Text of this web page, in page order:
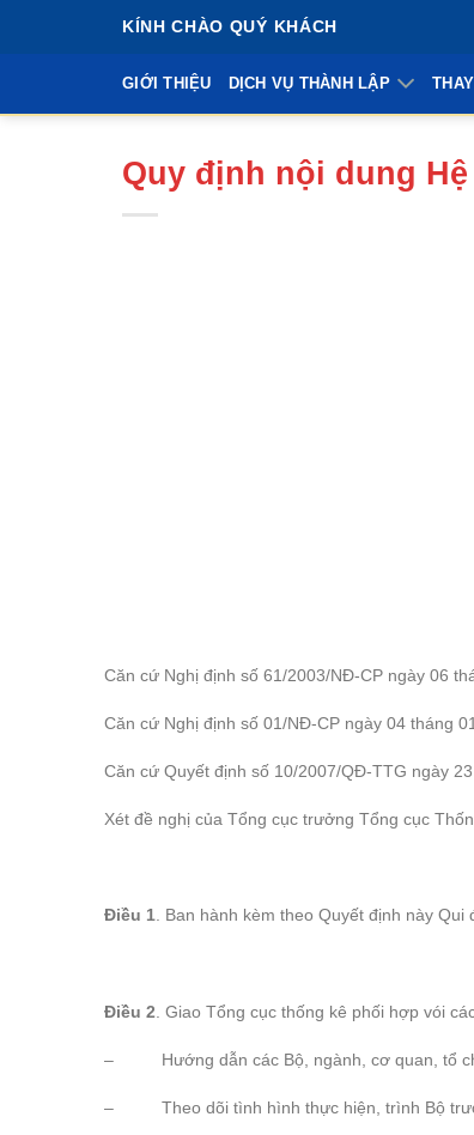
KÍNH CHÀO QUÝ KHÁCH
GIỚI THIỆU DỊCH VỤ THÀNH LẬP
Quy định nội dung
Căn cứ Nghị định số 61/2003/NĐ-CP ngày 06
Căn cứ Nghị định số 01/NĐ-CP ngày 04 tháng
Căn cứ Quyết định số 10/2007/QĐ-TTG ngày
Xét đề nghị của Tổng cục trưởng Tổng cục
Điều 1. Ban hành kèm theo Quyết định này
Điều 2 . Giao Tổng cục thống kê phối hợp vói
– Hướng dẫn các Bộ, ngành, cơ quan, tổ
– Theo dõi tình hình thực hiện, trình Bộ